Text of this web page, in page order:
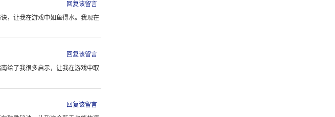
回复该留言
，让我在游戏中如鱼得水。我现在
回复该留言
给了我很多启示，让我在游戏中取
回复该留言